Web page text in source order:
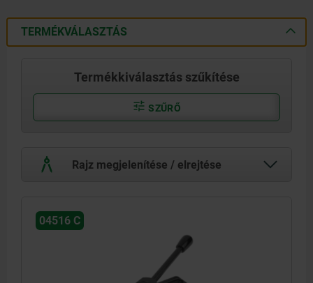
TERMÉKVÁLASZTÁS
Termékkiválasztás szűkítése
SZŰRŐ
Rajz megjelenítése / elrejtése
04516 C